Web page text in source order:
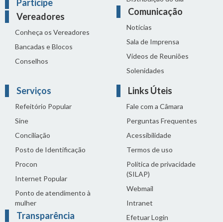
Participe
Vereadores
Conheça os Vereadores
Bancadas e Blocos
Conselhos
Comunicação
Notícias
Sala de Imprensa
Vídeos de Reuniões
Solenidades
Serviços
Refeitório Popular
Sine
Conciliação
Posto de Identificação
Procon
Internet Popular
Ponto de atendimento à
mulher
Transparência
Links Úteis
Fale com a Câmara
Perguntas Frequentes
Acessibilidade
Termos de uso
Política de privacidade
(SILAP)
Webmail
Intranet
Efetuar Login